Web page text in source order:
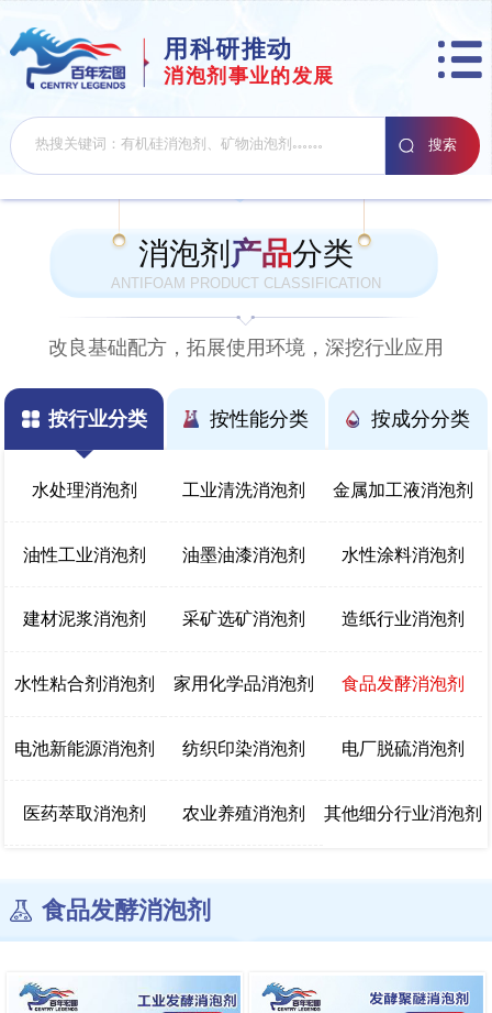
用科研推动
消泡剂事业的发展
消泡剂 产品分类
ANTIFOAM PRODUCT CLASSIFICATION
改良基础配方，拓展使用环境，深挖行业应用
按行业分类
水处理消泡剂 工业清洗消泡剂 金属加工液消泡剂
油性工业消泡剂 油墨油漆消泡剂 水性涂料消泡剂
建材泥浆消泡剂 采矿选矿消泡剂 造纸行业消泡剂
水性粘合剂消泡剂 家用化学品消泡剂 食品发酵消泡剂
电池新能源消泡剂 纺织印染消泡剂 电厂脱硫消泡剂
医药萃取消泡剂 农业养殖消泡剂 其他细分行业消泡剂
按性能分类 按成分分类
食品发酵消泡剂